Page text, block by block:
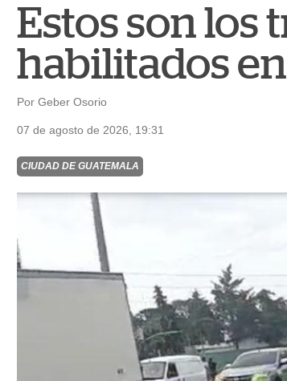
Estos son los
habilitados
Por Geber Osorio
07 de agosto de 2026, 19:31
CIUDAD DE GUATEMALA